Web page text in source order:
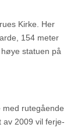
Kirke. Her
154 meter
statuen på
med rutegående
2009 vil ferje-